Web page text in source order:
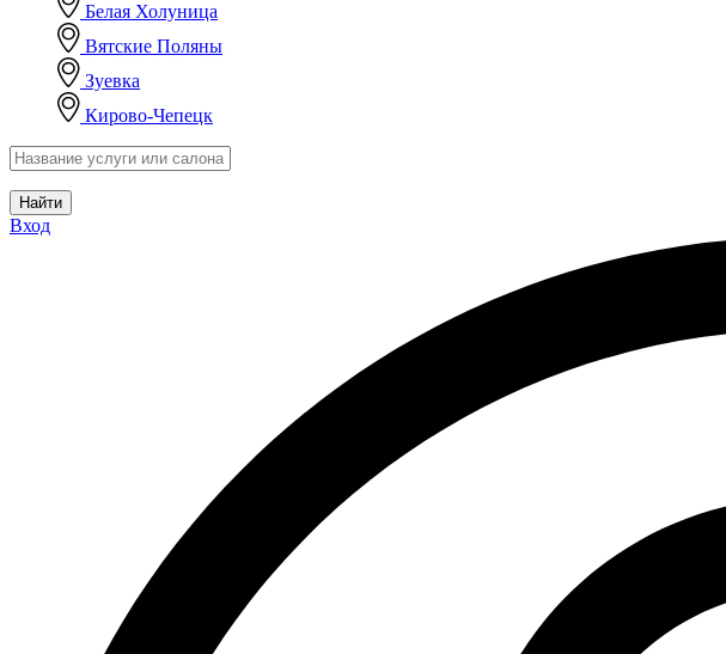
Белая Холуница
Вятские Поляны
Зуевка
Кирово-Чепецк
Найти
Вход